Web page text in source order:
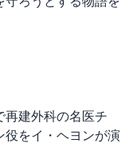
再建外科の名医チ
役をイ・ヘヨンが演